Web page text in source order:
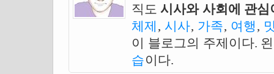
직도 시사와 사회에 관
체제 , 시사, 가족, 여행 ,
이 블로그의 주제이다.
습이다.